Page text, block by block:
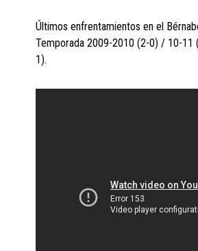
Últimos enfrentamientos en el
Temporada 2009-2010 (2-0) / 10-11
1).